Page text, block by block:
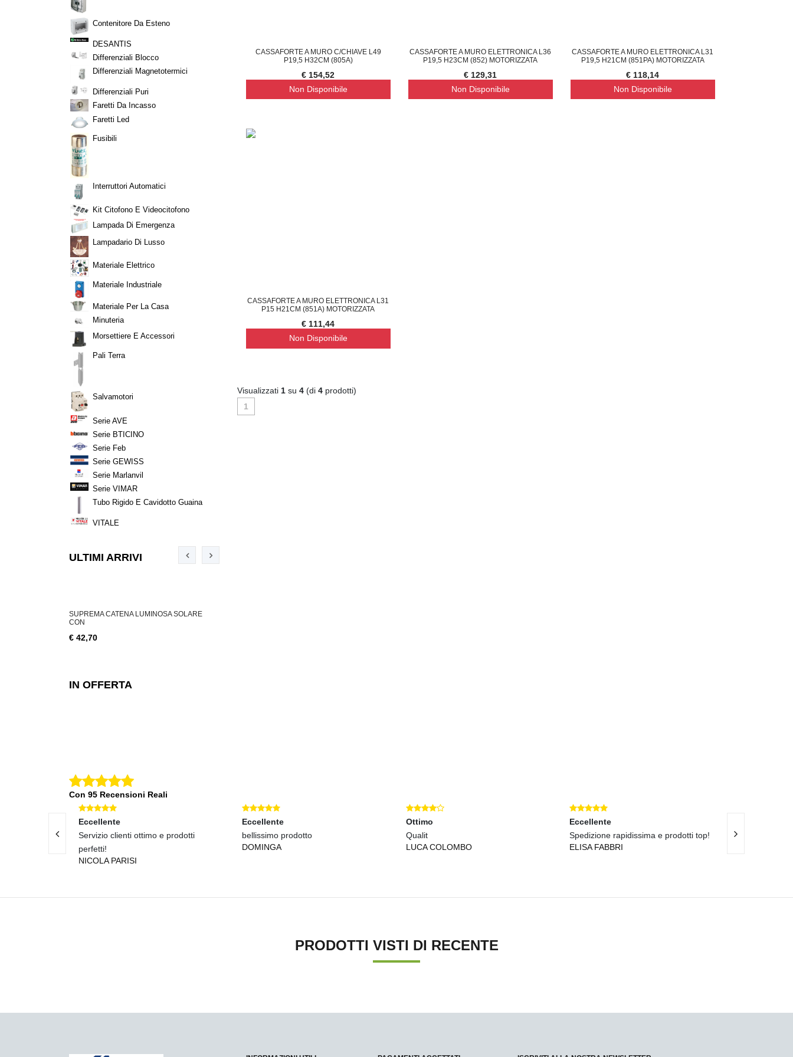
Contenitore Da Esteno
DESANTIS
Differenziali Blocco
Differenziali Magnetotermici
Differenziali Puri
Faretti Da Incasso
Faretti Led
Fusibili
Interruttori Automatici
Kit Citofono E Videocitofono
Lampada Di Emergenza
Lampadario Di Lusso
Materiale Elettrico
Materiale Industriale
Materiale Per La Casa
Minuteria
Morsettiere E Accessori
Pali Terra
Salvamotori
Serie AVE
Serie BTICINO
Serie Feb
Serie GEWISS
Serie Marlanvil
Serie VIMAR
Tubo Rigido E Cavidotto Guaina
VITALE
ULTIMI ARRIVI
SUPREMA CATENA LUMINOSA SOLARE
CON
€ 42,70
IN OFFERTA
CASSAFORTE A MURO C/CHIAVE L49
P19,5 H32CM (805A)
€ 154,52
Non Disponibile
CASSAFORTE A MURO ELETTRONICA L36
P19,5 H23CM (852) MOTORIZZATA
€ 129,31
Non Disponibile
CASSAFORTE A MURO ELETTRONICA L31
P19,5 H21CM (851PA) MOTORIZZATA
€ 118,14
Non Disponibile
CASSAFORTE A MURO ELETTRONICA L31
P15 H21CM (851A) MOTORIZZATA
€ 111,44
Non Disponibile
Visualizzati 1 su 4 (di 4 prodotti)
1
Con 95 Recensioni Reali
Eccellente
Servizio clienti ottimo e prodotti
perfetti!
NICOLA PARISI
Eccellente
bellissimo prodotto
DOMINGA
Ottimo
Qualit
LUCA COLOMBO
Eccellente
Spedizione rapidissima e prodotti top!
ELISA FABBRI
Consegna
PRODOTTI VISTI DI RECENTE